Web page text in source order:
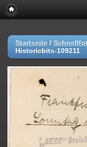
Startseite /
Historicbits-109211